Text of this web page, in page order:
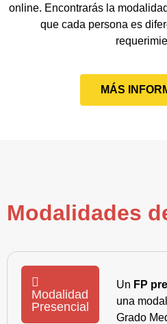
online. Encontrarás la
que cada persona es
MÁS
Modalidades
Modalidad
Presencial
Un FP
una
Grado